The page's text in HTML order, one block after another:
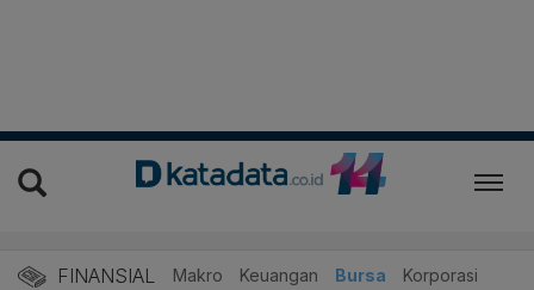
FINANSIAL Makro Keuangan Bursa Korporasi